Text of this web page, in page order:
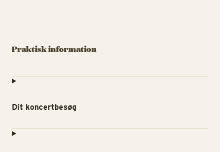
Praktisk information
Dit koncertbesøg